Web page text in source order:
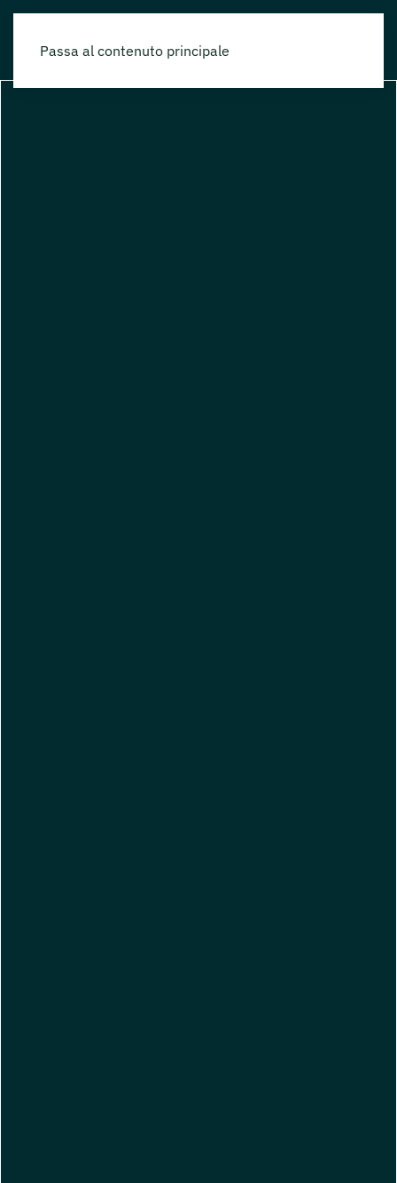
Passa al contenuto principale